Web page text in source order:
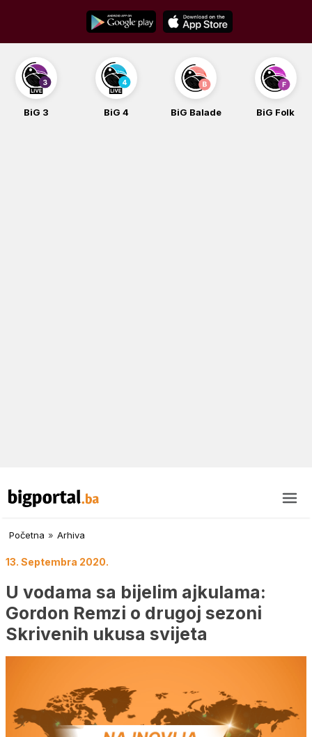
content
BiG 3 BiG 4 BiG Balade BiG Folk
Početna » Arhiva
13. Septembra 2020.
U vodama sa bijelim ajkulama:
Gordon Remzi o drugoj sezoni
Skrivenih ukusa svijeta